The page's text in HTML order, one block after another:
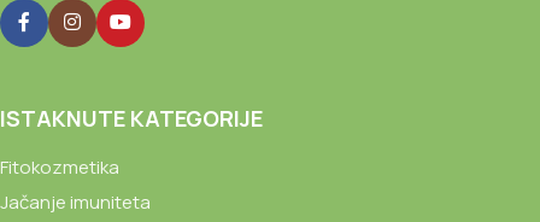
ISTAKNUTE KATEGORIJE
Fitokozmetika
Jačanje imuniteta